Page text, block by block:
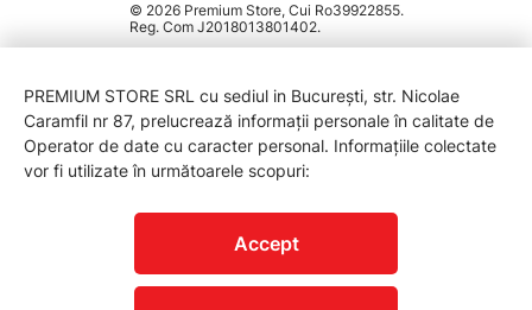
© 2026 Premium Store, Cui Ro39922855.
Reg. Com J2018013801402.
PREMIUM STORE SRL cu sediul in București, str. Nicolae
Caramfil nr 87, prelucrează informații personale în calitate de
Operator de date cu caracter personal. Informațiile colectate
vor fi utilizate în următoarele scopuri:
Accept